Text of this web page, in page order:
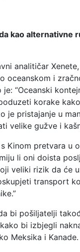
kao alternativne
analitičar
oceanskom i
“Oceanski
korake
je pristajanje u
velike gužve i
Kinom pretvara u
li oni doista
veliki rizik da će
transport
bi pošiljatelji
bi izbjegli
Meksika i Kanade.